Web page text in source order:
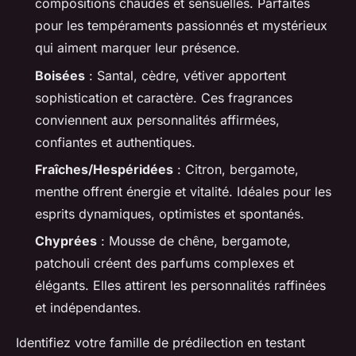
compositions chaudes et sensuelles. Parfaites
pour les tempéraments passionnés et mystérieux
qui aiment marquer leur présence.
Boisées : Santal, cèdre, vétiver apportent
sophistication et caractère. Ces fragrances
conviennent aux personnalités affirmées,
confiantes et authentiques.
Fraîches/Hespéridées : Citron, bergamote,
menthe offrent énergie et vitalité. Idéales pour les
esprits dynamiques, optimistes et spontanés.
Chyprées : Mousse de chêne, bergamote,
patchouli créent des parfums complexes et
élégants. Elles attirent les personnalités raffinées
et indépendantes.
Identifiez votre famille de prédilection en testant